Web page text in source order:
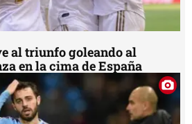
al triunfo goleando al
en la cima de España